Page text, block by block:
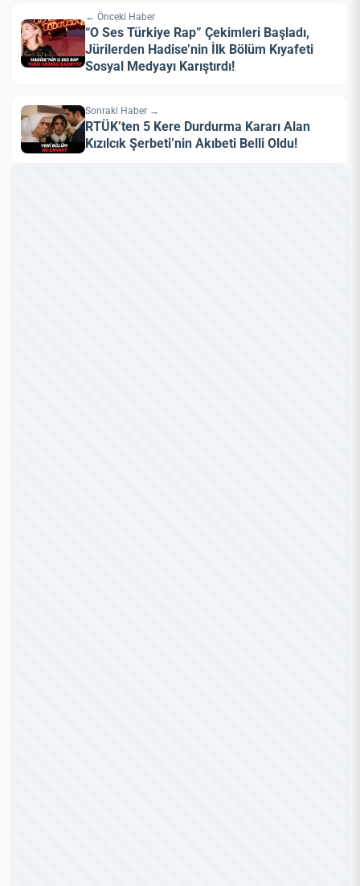
← Önceki Haber
“O Ses Türkiye Rap” Çekimleri Başladı,
Jürilerden Hadise’nin İlk Bölüm Kıyafeti
Sosyal Medyayı Karıştırdı!
Sonraki Haber →
RTÜK’ten 5 Kere Durdurma Kararı Alan
Kızılcık Şerbeti’nin Akıbeti Belli Oldu!